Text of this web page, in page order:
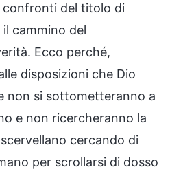
del titolo di
il cammino del
Ecco perché,
disposizioni che Dio
non si sottometteranno a
e non ricercheranno la
cercando di
per scrollarsi di dosso